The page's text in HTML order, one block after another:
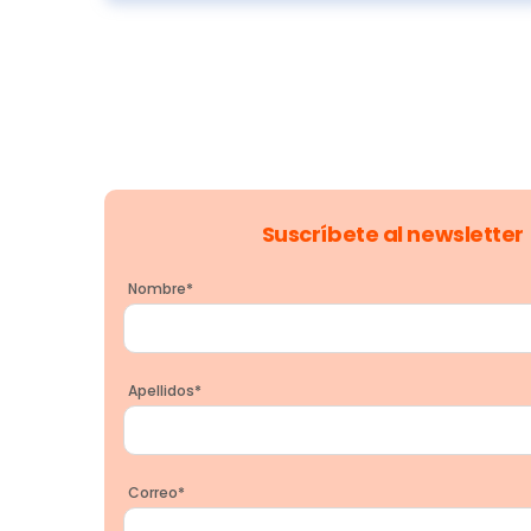
Suscríbete al newsletter
Nombre*
Apellidos*
Correo*